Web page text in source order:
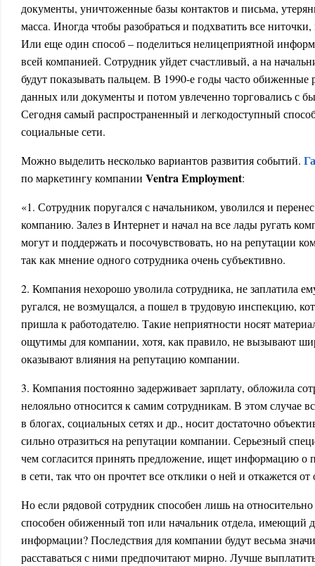
документы, уничтоженные базы контактов и письма,
масса. Иногда чтобы разобраться и подхватить все
Или еще один способ – поделиться нелицеприятной
всей компанией. Сотрудник уйдет счастливый, а на
будут показывать пальцем. В 1990-е годы часто обиженные
данных или документы и потом увлеченно торговались с
Сегодня самый распространенный и легкодоступный
социальные сети.
Можно выделить несколько вариантов развития событий.
по маркетингу компании Ventra Employment:
«1. Сотрудник поругался с начальником, уволился и
компанию. Залез в Интернет и начал на все лады ругать
могут и поддержать и посочувствовать, но на репутации
так как мнение одного сотрудника очень субъективно.
2. Компания нехорошо уволила сотрудника, не заплатила
ругался, не возмущался, а пошел в трудовую инспекцию,
пришла к работодателю. Такие неприятности носят
ощутимы для компании, хотя, как правило, не вызывают
оказывают влияния на репутацию компании.
3. Компания постоянно задерживает зарплату, обложила
нелояльно относится к самим сотрудникам. В этом случае
в блогах, социальных сетях и др., носит достаточно
сильно отразиться на репутации компании. Серьезный
чем согласится принять предложение, ищет информацию о
в сети, так что он прочтет все отклики о ней и откажется
Но если рядовой сотрудник способен лишь на
способен обиженный топ или начальник отдела, имеющий
информации? Последствия для компании будут весьма
расставаться с ними предпочитают мирно. Лучше